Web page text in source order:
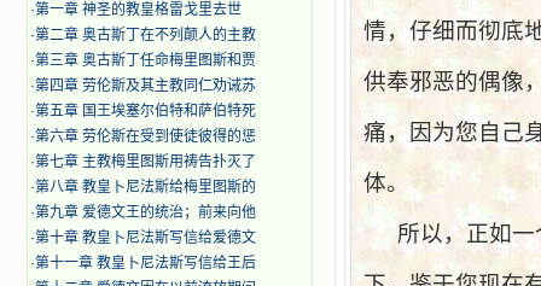
·第一章 神圣的教皇格雷戈里去世
·第二章 奥古斯丁在不列颠人的主教
·第三章 奥古斯丁任命梅里图斯和贾
·第四章 劳伦斯及其主教同仁劝诫苏
·第五章 国王埃塞尔伯特和萨伯特死
·第六章 劳伦斯在受到使徒彼得的惩
·第七章 主教梅里图斯用祷告扑灭了
·第八章 教皇卜尼法斯给梅里图斯的
·第九章 爱德文王的统治；前来向他
·第十章 教皇卜尼法斯写信给爱德文
·第十一章 教皇卜尼法斯写信给王后
情，仔细而彻底
供奉邪恶的偶像
痛，因为您自己
体。
所以，正如